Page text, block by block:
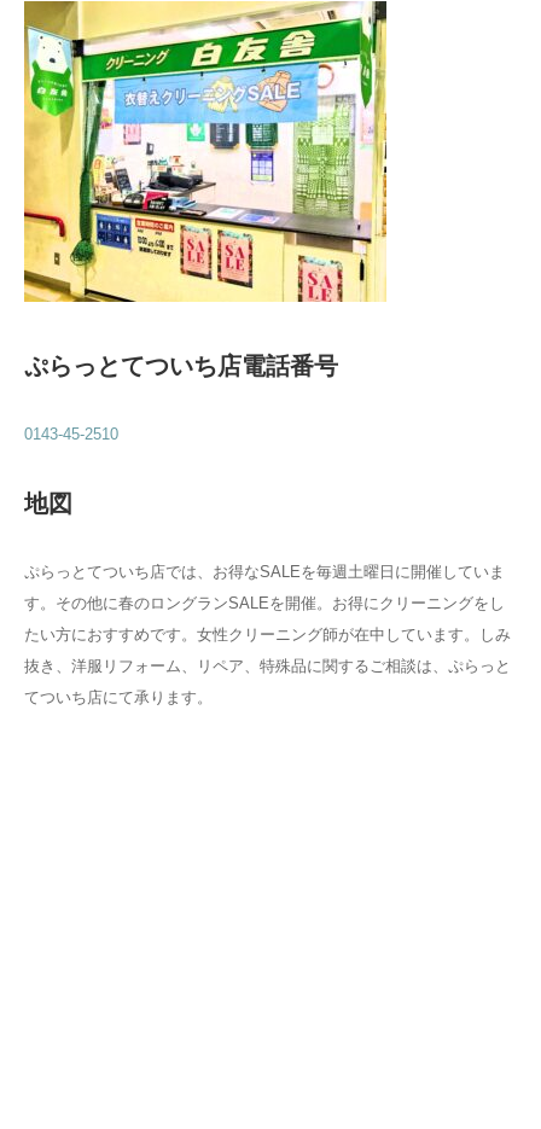
ぷらっとてついち店電話番号
0143-45-2510
地図
ぷらっとてついち店では、お得なSALEを毎週土曜日に開催していま
す。その他に春のロングランSALEを開催。お得にクリーニングをし
たい方におすすめです。女性クリーニング師が在中しています。しみ
抜き、洋服リフォーム、リペア、特殊品に関するご相談は、ぷらっと
てついち店にて承ります。